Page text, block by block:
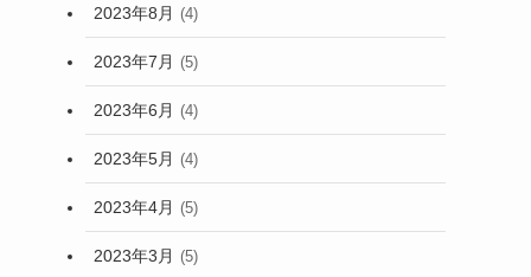
2023年8月 (4)
2023年7月 (5)
2023年6月 (4)
2023年5月 (4)
2023年4月 (5)
2023年3月 (5)